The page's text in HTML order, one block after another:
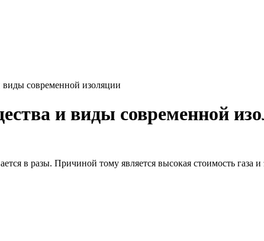
современной изоляции
и виды современной
в разы. Причиной тому является высокая стоимость газа